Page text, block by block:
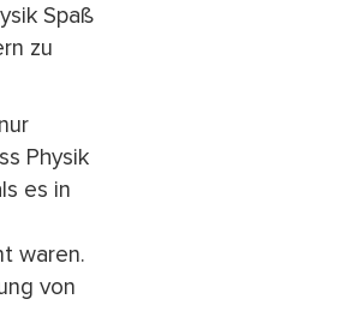
Spaß
zu
Physik
es in
waren.
von